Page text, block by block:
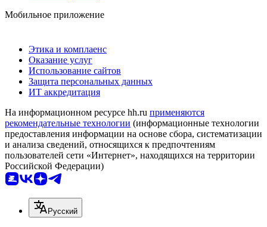
Мобильное приложение
Этика и комплаенс
Оказание услуг
Использование сайтов
Защита персональных данных
ИТ аккредитация
На информационном ресурсе hh.ru применяются
рекомендательные технологии (информационные технологии
предоставления информации на основе сбора, систематизации
и анализа сведений, относящихся к предпочтениям
пользователей сети «Интернет», находящихся на территории
Российской Федерации)
Русский